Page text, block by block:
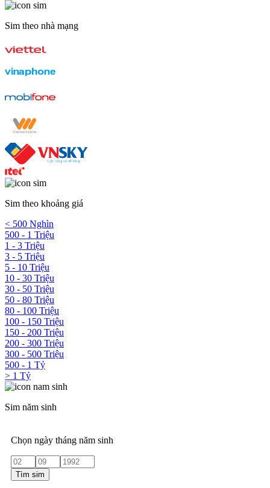
Sim theo nhà mạng
Sim theo khoảng giá
< 500 Nghìn
500 - 1 Triệu
1 - 3 Triệu
3 - 5 Triệu
5 - 10 Triệu
10 - 30 Triệu
30 - 50 Triệu
50 - 80 Triệu
80 - 100 Triệu
100 - 150 Triệu
150 - 200 Triệu
200 - 300 Triệu
300 - 500 Triệu
500 - 1 Tỷ
> 1 Tỷ
Sim năm sinh
Chọn ngày tháng năm sinh
Tìm sim